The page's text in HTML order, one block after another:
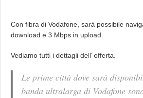
Con fibra di Vodafone, sarà possibile
download e 3 Mbps in upload.
Vediamo tutti i dettagli dell’ offerta.
Le prime città dove sarà
banda ultralarga di Vodafone